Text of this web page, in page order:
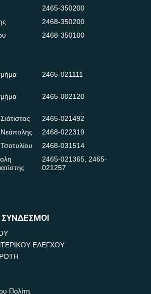
2465-350200
2468-350200
2468-350100
2465-021111
2465-002120
2465-021492
2468-022319
2468-031514
2465-021365, 2465-
021257
ΣΥΝΔΕΣΜΟΙ
ΕΛΕΓΧΟΥ
Πολίτη